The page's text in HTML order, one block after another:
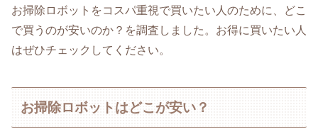
お掃除ロボットをコスパ重視で買いたい人のために、どこ
で買うのが安いのか？を調査しました。お得に買いたい人
はぜひチェックしてください。
お掃除ロボットはどこが安い？